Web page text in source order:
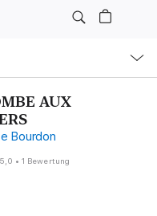
AUX
Bourdon
5,0 •1 Bewertung